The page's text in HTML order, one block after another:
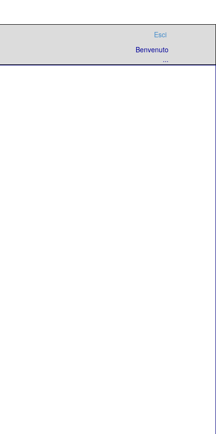
Esci
Benvenuto
...